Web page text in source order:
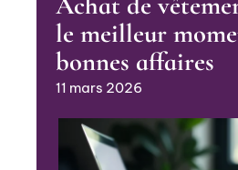
le meilleur
bonnes affaires
11 mars 2026